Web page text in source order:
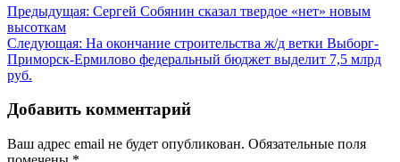
Навигация
по
записям
Предыдущая: Сергей Собянин сказал твердое «нет» новым
высоткам
Следующая: На окончание строительства ж/д ветки Выборг-
Приморск-Ермилово федеральный бюджет выделит 7,5 млрд
руб.
Добавить комментарий
Ваш адрес email не будет опубликован. Обязательные поля